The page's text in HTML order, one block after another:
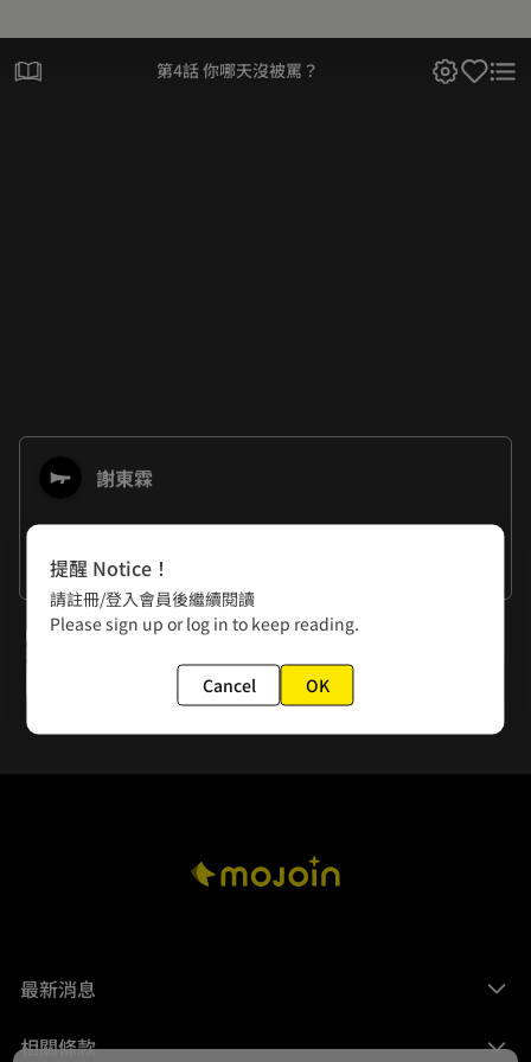
第4話 你哪天沒被罵？
謝東霖
那虎姑婆都吃什麼呢？
下一話
第5話 我根本就是瘋了吧
最新消息
相關條款
提醒 Notice！
請註冊/登入會員後繼續閱讀
Please sign up or log in to keep reading.
Cancel OK